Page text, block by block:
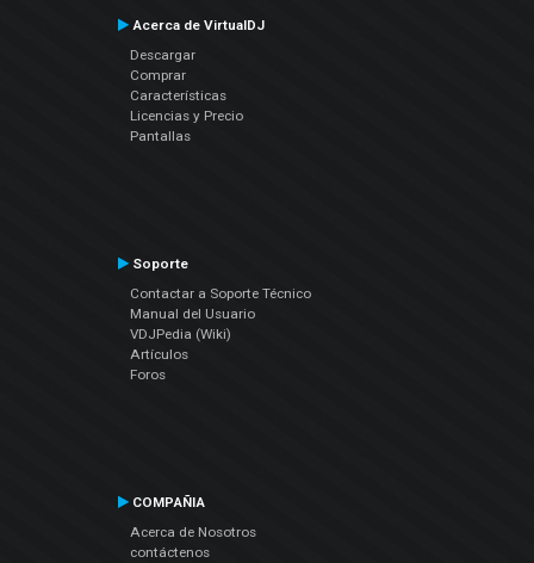
Acerca de VirtualDJ
Descargar
Comprar
Características
Licencias y Precio
Pantallas
Soporte
Contactar a Soporte Técnico
Manual del Usuario
VDJPedia (Wiki)
Artículos
Foros
COMPAÑIA
Acerca de Nosotros
contáctenos